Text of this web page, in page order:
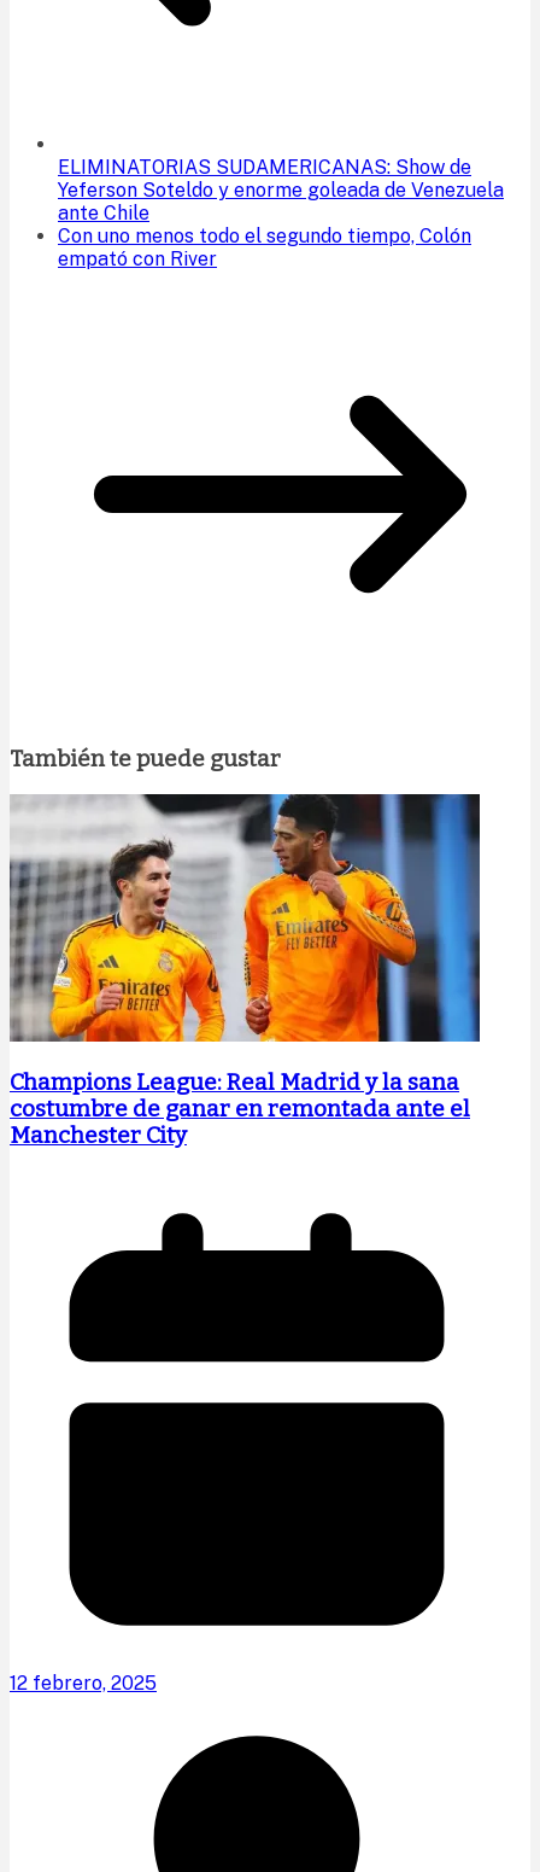
ELIMINATORIAS SUDAMERICANAS: Show de
Yeferson Soteldo y enorme goleada de Venezuela
ante Chile
Con uno menos todo el segundo tiempo, Colón
empató con River
También te puede gustar
Champions League: Real Madrid y la sana
costumbre de ganar en remontada ante el
Manchester City
12 febrero, 2025